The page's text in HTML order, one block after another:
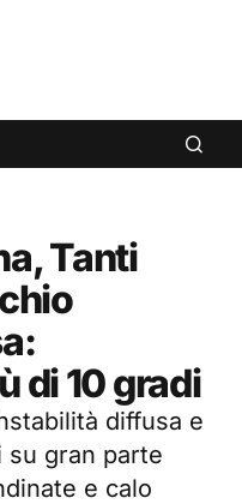
Tanti
di 10 gradi
diffusa e
su gran parte
e calo